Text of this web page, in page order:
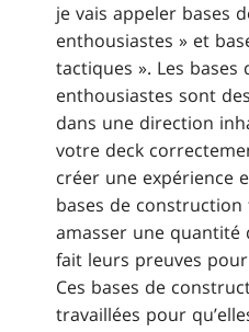
je vais appeler bases
enthousiastes » et
tactiques ». Les
enthousiastes sont
dans une direction
votre deck
créer une expérience
bases de
amasser une quantité
fait leurs preuves
Ces bases de
travaillées pour